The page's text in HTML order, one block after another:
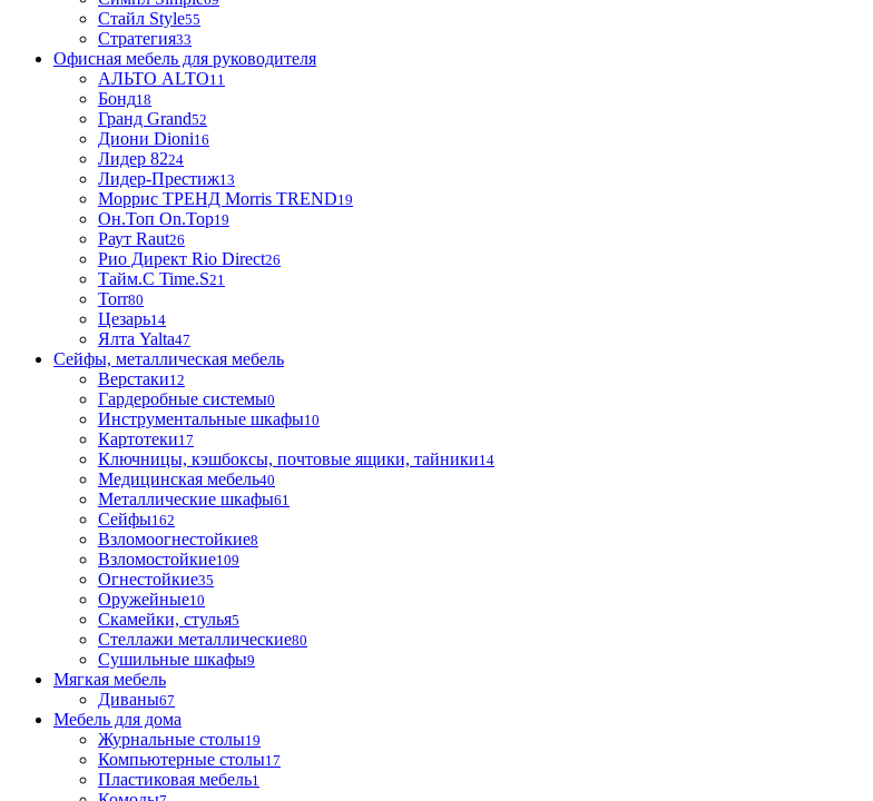
Стайл Style55
Стратегия33
Офисная мебель для руководителя
АЛЬТО ALTO11
Бонд18
Гранд Grand52
Диони Dioni16
Лидер 8224
Лидер-Престиж13
Моррис ТРЕНД Morris TREND19
Он.Топ On.Top19
Раут Raut26
Рио Директ Rio Direct26
Тайм.С Time.S21
Torr80
Цезарь14
Ялта Yalta47
Сейфы, металлическая мебель
Верстаки12
Гардеробные системы0
Инструментальные шкафы10
Картотеки17
Ключницы, кэшбоксы, почтовые ящики, тайники14
Медицинская мебель40
Металлические шкафы61
Сейфы162
Взломоогнестойкие8
Взломостойкие109
Огнестойкие35
Оружейные10
Скамейки, стулья5
Стеллажи металлические80
Сушильные шкафы9
Мягкая мебель
Диваны67
Мебель для дома
Журнальные столы19
Компьютерные столы17
Пластиковая мебель1